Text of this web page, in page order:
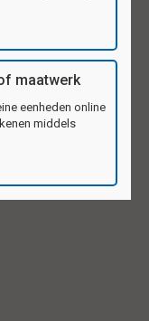
die het
maatwerk
eenheden online
middels